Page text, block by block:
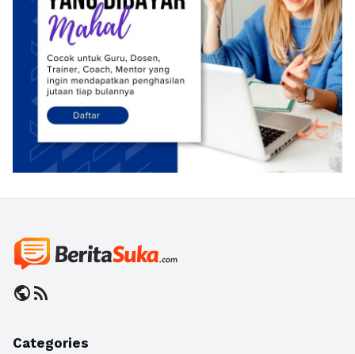
publicrss_feed
Categories